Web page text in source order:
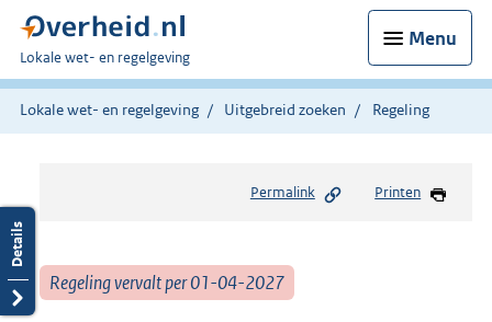
Menu
U
bent
hier:
Lokale wet- en regelgeving
Lokale wet- en regelgeving Uitgebreid zoeken Regeling
Permalink Printen
Regeling vervalt per 01-04-2027